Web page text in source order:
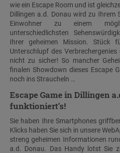
wie ein Escape Room und ist
Dillingen a.d. Donau wird zu Ihrem
Einwohner zu einem
unterschiedlichsten
Ihrer geheimen Mission. Stück
Unterschlupf des
nicht zu sicher! So mancher
finalen Showdown dieses Escape
noch ins Straucheln …
Escape Game in Dillingen
funktioniert’s!
Sie haben Ihre Smartphones
Klicks haben Sie sich in unsere
streng geheimen Informationen
a.d. Donau. Das Handy lotst Sie